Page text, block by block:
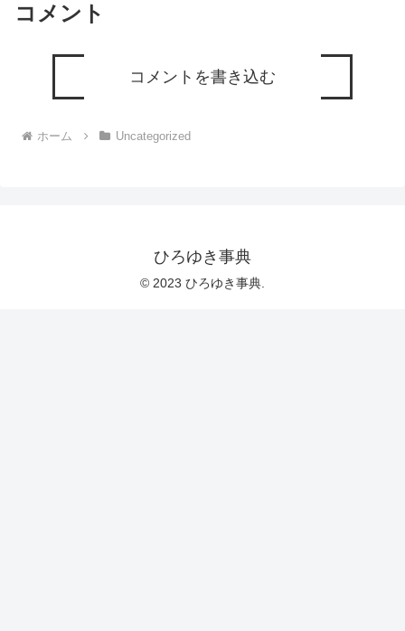
コメント
コメントを書き込む
ホーム Uncategorized
ひろゆき事典
© 2023 ひろゆき事典.